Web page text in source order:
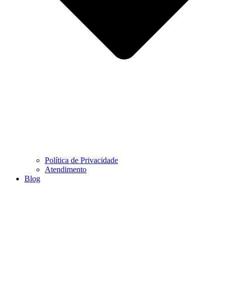
Política de Privacidade
Atendimento
Blog